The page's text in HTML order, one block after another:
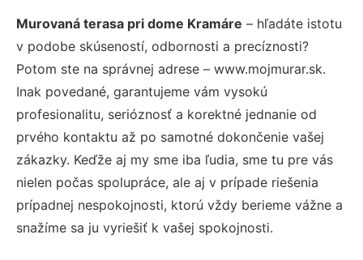
Murovaná terasa pri dome Kramáre – hľadáte istotu
v podobe skúseností, odbornosti a precíznosti?
Potom ste na správnej adrese – www.mojmurar.sk.
Inak povedané, garantujeme vám vysokú
profesionalitu, serióznosť a korektné jednanie od
prvého kontaktu až po samotné dokončenie vašej
zákazky. Keďže aj my sme iba ľudia, sme tu pre vás
nielen počas spolupráce, ale aj v prípade riešenia
prípadnej nespokojnosti, ktorú vždy berieme vážne a
snažíme sa ju vyriešiť k vašej spokojnosti.